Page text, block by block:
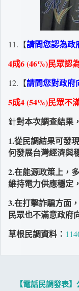
11.【請問您認為政
4成6 (46%)民眾認
12.【請問您對政府
5成4 (54%)民眾不
針對本次調查結果
1.從民調結果可發
何發展台灣經濟與
2.在能源政策上，
維持電力供應穩定
3.在打擊詐騙方面
民眾也不滿意政府
草根民調資料：
【電話民調發表